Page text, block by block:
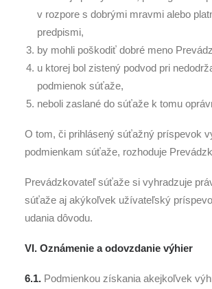
v rozpore s dobrými mravmi alebo
predpismi,
by mohli poškodiť dobré meno
u ktorej bol zistený podvod pri
podmienok súťaže,
neboli zaslané do súťaže k tomu
O tom, či prihlásený súťažný príspevok
podmienkam súťaže, rozhoduje
Prevádzkovateľ súťaže si vyhradzuje
súťaže aj akýkoľvek užívateľský
udania dôvodu.
VI. Oznámenie a odovzdanie výhier
6.1. Podmienkou získania akejkoľvek